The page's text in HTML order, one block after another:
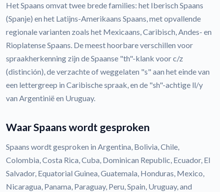
Het Spaans omvat twee brede families: het Iberisch Spaans
(Spanje) en het Latijns-Amerikaans Spaans, met opvallende
regionale varianten zoals het Mexicaans, Caribisch, Andes- en
Rioplatense Spaans. De meest hoorbare verschillen voor
spraakherkenning zijn de Spaanse "th"-klank voor c/z
(distinción), de verzachte of weggelaten "s" aan het einde van
een lettergreep in Caribische spraak, en de "sh"-achtige ll/y
van Argentinië en Uruguay.
Waar Spaans wordt gesproken
Spaans wordt gesproken in Argentina, Bolivia, Chile,
Colombia, Costa Rica, Cuba, Dominican Republic, Ecuador, El
Salvador, Equatorial Guinea, Guatemala, Honduras, Mexico,
Nicaragua, Panama, Paraguay, Peru, Spain, Uruguay, and